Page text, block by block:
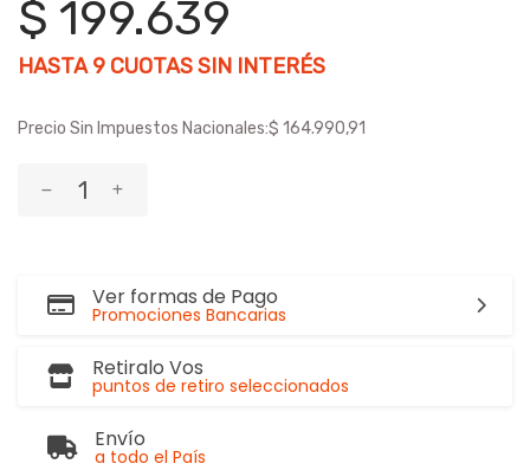
$ 199.639
HASTA9 CUOTAS SIN INTERÉS
Precio Sin Impuestos Nacionales:$ 164.990,91
Ver formas de Pago
Promociones Bancarias
Retiralo Vos
puntos de retiro seleccionados
Envío
a todo el País